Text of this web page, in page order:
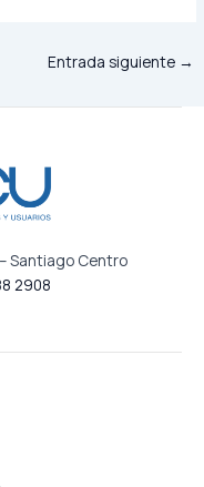
Entrada siguiente →
Santiago Centro
2908